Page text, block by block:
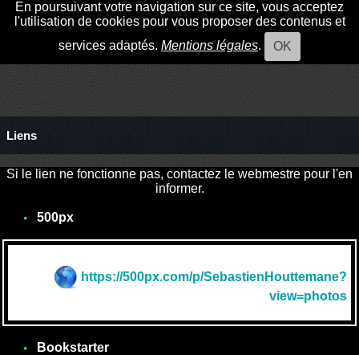
En poursuivant votre navigation sur ce site, vous acceptez
l'utilisation de cookies pour vous proposer des contenus et
services adaptés. Mentions légales. OK
Liens
Si le lien ne fonctionne pas, contactez le webmestre pour l'en
informer.
500px
https://500px.com/p/SebastienHouttemane?
view=photos
Bookstarter